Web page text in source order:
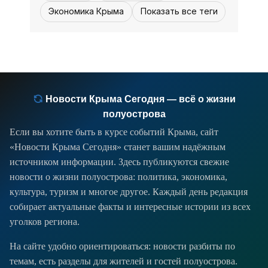
радует разными подходами к их
Экономика Крыма Показать все теги
Новости Крыма Сегодня — всё о жизни
полуострова
Если вы хотите быть в курсе событий Крыма, сайт
«Новости Крыма Сегодня» станет вашим надёжным
источником информации. Здесь публикуются свежие
новости о жизни полуострова: политика, экономика,
культура, туризм и многое другое. Каждый день редакция
собирает актуальные факты и интересные истории из всех
уголков региона.
На сайте удобно ориентироваться: новости разбиты по
темам, есть разделы для жителей и гостей полуострова.